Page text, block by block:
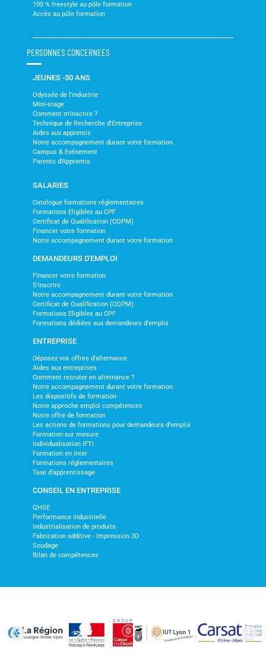
100 % freestyle au pôle formation
Accès au pôle formation
PERSONNES CONCERNEES
JEUNES -30 ANS
Odyssée de l'industrie
Mini-stage
Comment m'inscrire ?
Technique de Recherche d'Entreprise
Aides aux apprentis
Notre accompagnement durant votre formation
Campus & Evénement
Parents d'Apprentis
SALARIES
Catalogue formations réglementaires
Formations Eligibles au CPF
Certificat de Qualification (CQPM)
Financer votre formation
Notre accompagnement durant votre formation
DEMANDEURS D'EMPLOI
Financer votre formation
S'inscrire
Notre accompagnement durant votre formation
Certificat de Qualification (CQPM)
Formations Eligibles au CPF
Formations dédiées aux demandeurs d'emploi
ENTREPRISE
Déposez vos offres d'alternance
Aides aux entreprises
Comment recruter en alternance ?
Notre accompagnement durant votre formation
Les dispositifs de formation
Notre approche emploi compétences
Notre offre de formation
Les actions de formations pour demandeurs d'emploi
Formation sur mesure
Individualisation IFTI
Formation en Inter
Formations réglementaires
Taxe d'apprentissage
CONSEIL EN ENTREPRISE
QHSE
Performance Industrielle
Industrialisation de produits
Fabrication additive - Impression 3D
Soudage
Bilan de compétences